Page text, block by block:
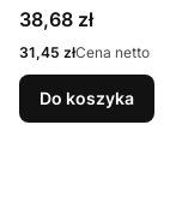
Cena
38,68 zł
Cena
31,45 złCena netto
Do koszyka